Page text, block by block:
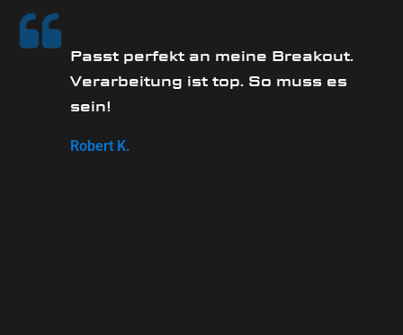
Passt perfekt an meine Breakout.
Verarbeitung ist top. So muss es
sein!
Robert K.